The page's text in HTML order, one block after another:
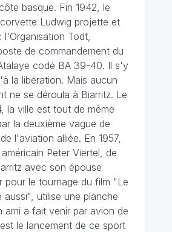
basque. Fin 1942, le
Ludwig projette et
Todt,
de commandement du
codé BA 39-40. Il s'y
la libération. Mais aucun
ne se déroula à Biarritz. Le
la ville est tout de même
la deuxième vague de
l'aviation alliée. En 1957,
Peter Viertel, de
avec son épouse
pour le tournage du film "Le
aussi", utilise une planche
ami a fait venir par avion de
le lancement de ce sport